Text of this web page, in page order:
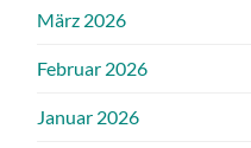
März 2026
Februar 2026
Januar 2026